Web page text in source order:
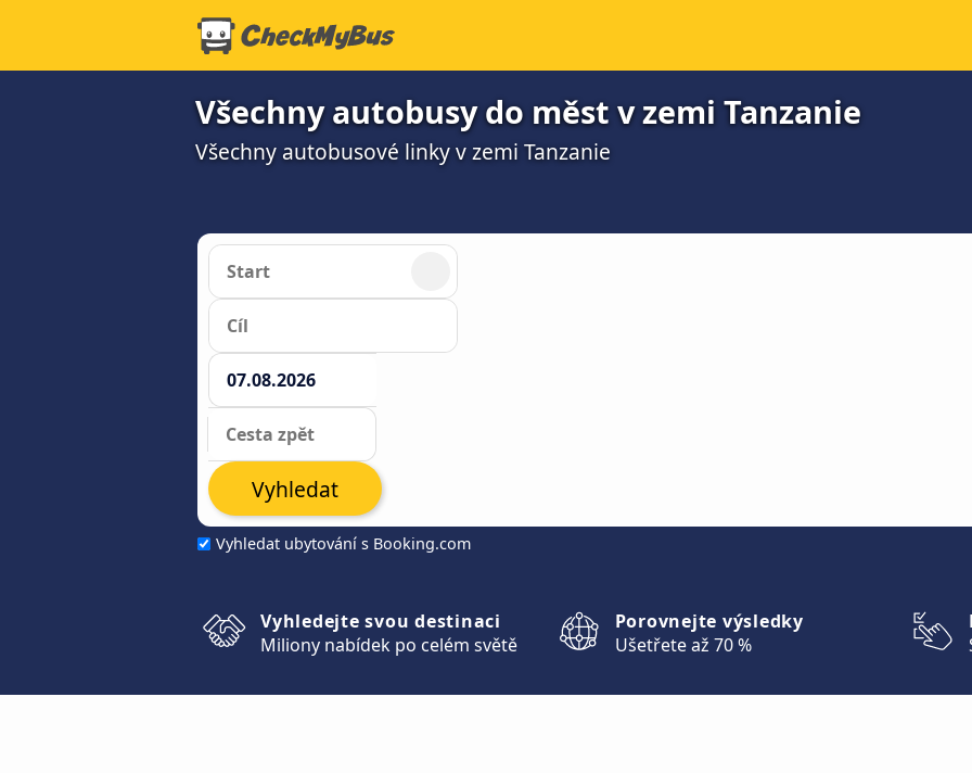
Všechny autobusy do měst v zemi Tanzanie
Všechny autobusové linky v zemi Tanzanie
Vyhledat ubytování s Booking.com
Vyhledat
Vyhledejte svou destinaci
Miliony nabídek po celém světě
Porovnejte výsledky
Ušetřete až 70 %